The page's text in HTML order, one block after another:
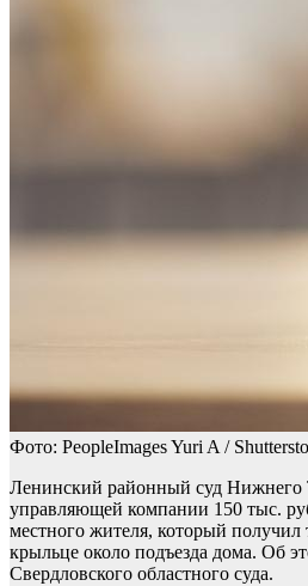
Фото: PeopleImages Yuri A /
Ленинский районный суд Нижнего
управляющей компании 150 тыс.
местного жителя, который получил
крыльце около подъезда дома. Об
Свердловского областного суда.